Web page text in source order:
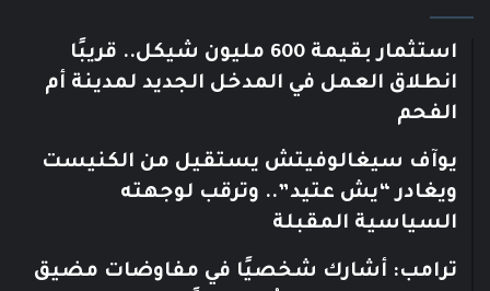
استثمار بقيمة 600 مليون شيكل.. قريبًا
انطلاق العمل في المدخل الجديد لمدينة أم
الفحم
يوآف سيغالوفيتش يستقيل من الكنيست
ويغادر “يش عتيد”.. وترقب لوجهته
السياسية المقبلة
ترامب: أشارك شخصيًا في مفاوضات مضيق